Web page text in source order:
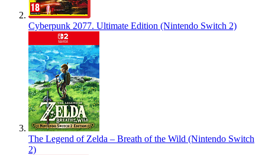
Cyberpunk 2077. Ultimate Edition (Nintendo Switch 2)
The Legend of Zelda – Breath of the Wild (Nintendo Switch
2)